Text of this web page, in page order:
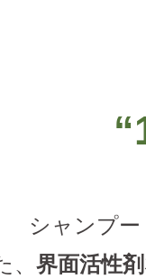
シャンプー
、 界面活性